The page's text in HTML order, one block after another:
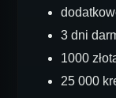
3 dni
1000
25 000